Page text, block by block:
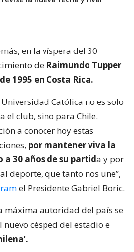
en la víspera del 30
de Raimundo Tupper
1995 en Costa Rica.
Católica no es solo
el club, sino para Chile.
a conocer hoy estas
por mantener viva la
30 años de su partida y por
deporte, que tanto nos une”,
el Presidente Gabriel Boric.
máxima autoridad del país se
césped del estadio e